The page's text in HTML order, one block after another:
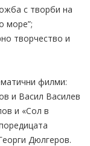
с творби на
море”;
творчество и
филми:
и Васил Василев
и «Сол в
Дюлгеров.